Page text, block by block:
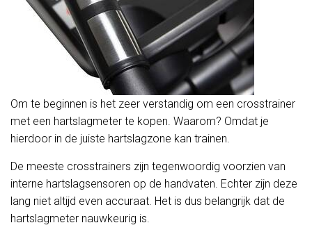
Om te beginnen is het zeer verstandig om een crosstrainer
met een hartslagmeter te kopen. Waarom? Omdat je
hierdoor in de juiste hartslagzone kan trainen.
De meeste crosstrainers zijn tegenwoordig voorzien van
interne hartslagsensoren op de handvaten. Echter zijn deze
lang niet altijd even accuraat. Het is dus belangrijk dat de
hartslagmeter nauwkeurig is.